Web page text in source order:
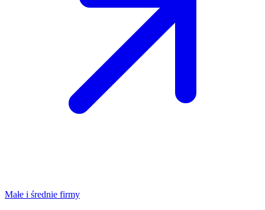
Małe i średnie firmy